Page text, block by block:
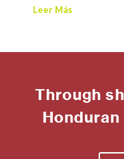
Leer Más
Through